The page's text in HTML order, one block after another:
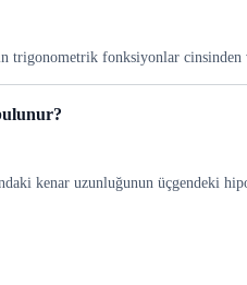
trigonometrik fonksiyonlar
kenar uzunluğunun üçgendeki